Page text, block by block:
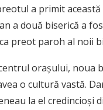
a primit
a două biserică a
preot paroh al noii
oraşului, noua
o cultură vastă.
la el credincioşi